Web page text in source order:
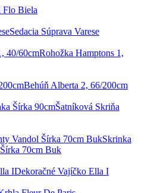
Flo Biela
Sedacia Súprava Varese
Rohožka Hamptons 1,
Behúň Alberta 2, 66/200cm
Šatníková Skriňa
Skrinka
70cm Buk
Dekoračné Vajíčko Ella I